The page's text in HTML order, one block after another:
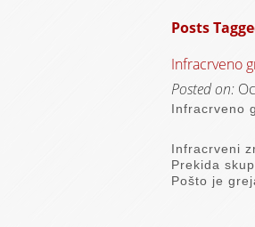
Posts
Infracrveno
Posted on:
Infracrveno
Infracrveni
Prekida
Pošto je